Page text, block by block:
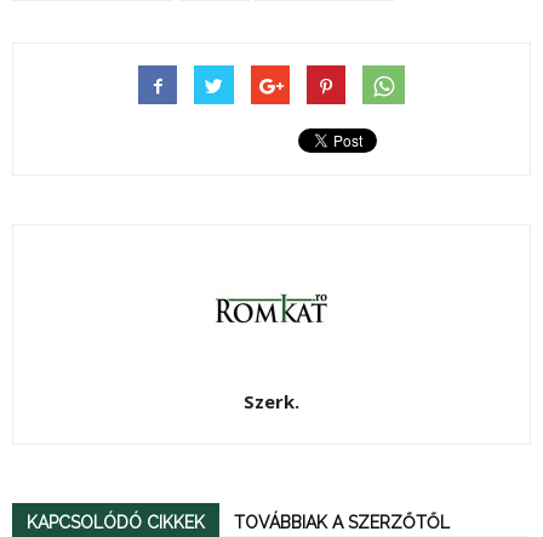
Szerk.
KAPCSOLÓDÓ CIKKEK TOVÁBBIAK A SZERZŐTŐL